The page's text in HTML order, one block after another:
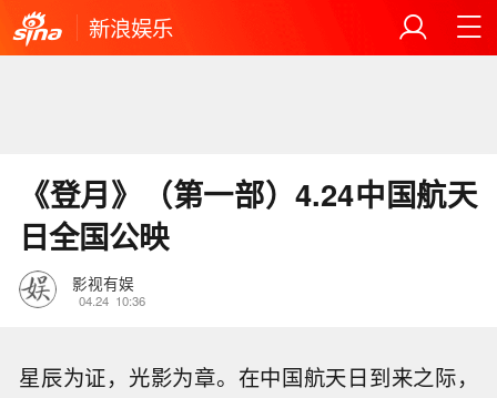
新浪娱乐
《登月》（第一部）4.24中国航天
日全国公映
影视有娱
04.24 10:36
星辰为证，光影为章。在中国航天日到来之际，